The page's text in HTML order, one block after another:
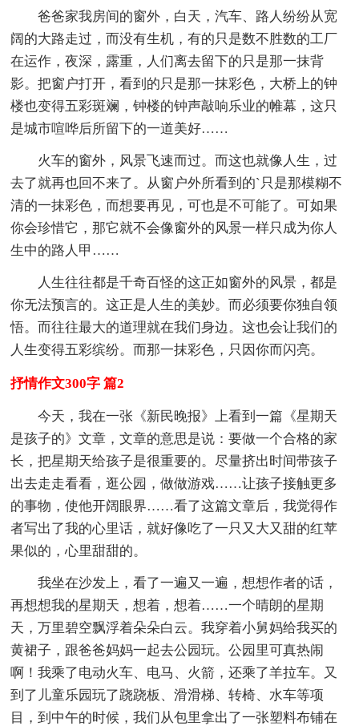
爸爸家我房间的窗外，白天，汽车、路人纷纷从宽
阔的大路走过，而没有生机，有的只是数不胜数的工厂
在运作，夜深，露重，人们离去留下的只是那一抹背
影。把窗户打开，看到的只是那一抹彩色，大桥上的钟
楼也变得五彩斑斓，钟楼的钟声敲响乐业的帷幕，这只
是城市喧哗后所留下的一道美好……
火车的窗外，风景飞速而过。而这也就像人生，过
去了就再也回不来了。从窗户外所看到的`只是那模糊不
清的一抹彩色，而想要再见，可也是不可能了。可如果
你会珍惜它，那它就不会像窗外的风景一样只成为你人
生中的路人甲……
人生往往都是千奇百怪的这正如窗外的风景，都是
你无法预言的。这正是人生的美妙。而必须要你独自领
悟。而往往最大的道理就在我们身边。这也会让我们的
人生变得五彩缤纷。而那一抹彩色，只因你而闪亮。
抒情作文300字 篇2
今天，我在一张《新民晚报》上看到一篇《星期天
是孩子的》文章，文章的意思是说：要做一个合格的家
长，把星期天给孩子是很重要的。尽量挤出时间带孩子
出去走走看看，逛公园，做做游戏……让孩子接触更多
的事物，使他开阔眼界……看了这篇文章后，我觉得作
者写出了我的心里话，就好像吃了一只又大又甜的红苹
果似的，心里甜甜的。
我坐在沙发上，看了一遍又一遍，想想作者的话，
再想想我的星期天，想着，想着……一个晴朗的星期
天，万里碧空飘浮着朵朵白云。我穿着小舅妈给我买的
黄裙子，跟爸爸妈妈一起去公园玩。公园里可真热闹
啊！我乘了电动火车、电马、火箭，还乘了羊拉车。又
到了儿童乐园玩了跷跷板、滑滑梯、转椅、水车等项
目，到中午的时候，我们从包里拿出了一张塑料布铺在